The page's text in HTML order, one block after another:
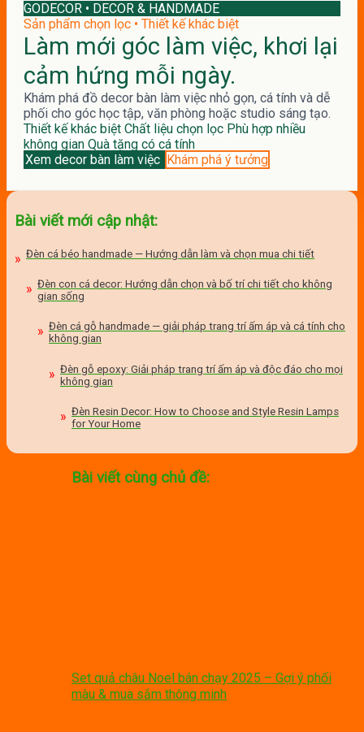
GODECOR • DECOR & HANDMADE
Sản phẩm chọn lọc • Thiết kế khác biệt
Làm mới góc làm việc, khơi lại
cảm hứng mỗi ngày.
Khám phá đồ decor bàn làm việc nhỏ gọn, cá tính và dễ
phối cho góc học tập, văn phòng hoặc studio sáng tạo.
Thiết kế khác biệt Chất liệu chọn lọc Phù hợp nhiều
không gian Quà tặng có cá tính
Xem decor bàn làm việc Khám phá ý tưởng
Bài viết mới cập nhật:
Đèn cá béo handmade — Hướng dẫn làm và chọn mua chi tiết
Đèn con cá decor: Hướng dẫn chọn và bố trí chi tiết cho không
gian sống
Đèn cá gỗ handmade — giải pháp trang trí ấm áp và cá tính cho
không gian
Đèn gỗ epoxy: Giải pháp trang trí ấm áp và độc đáo cho mọi
không gian
Đèn Resin Decor: How to Choose and Style Resin Lamps
for Your Home
Bài viết cùng chủ đề:
Set quả châu Noel bán chạy 2025 – Gợi ý phối
màu & mua sắm thông minh